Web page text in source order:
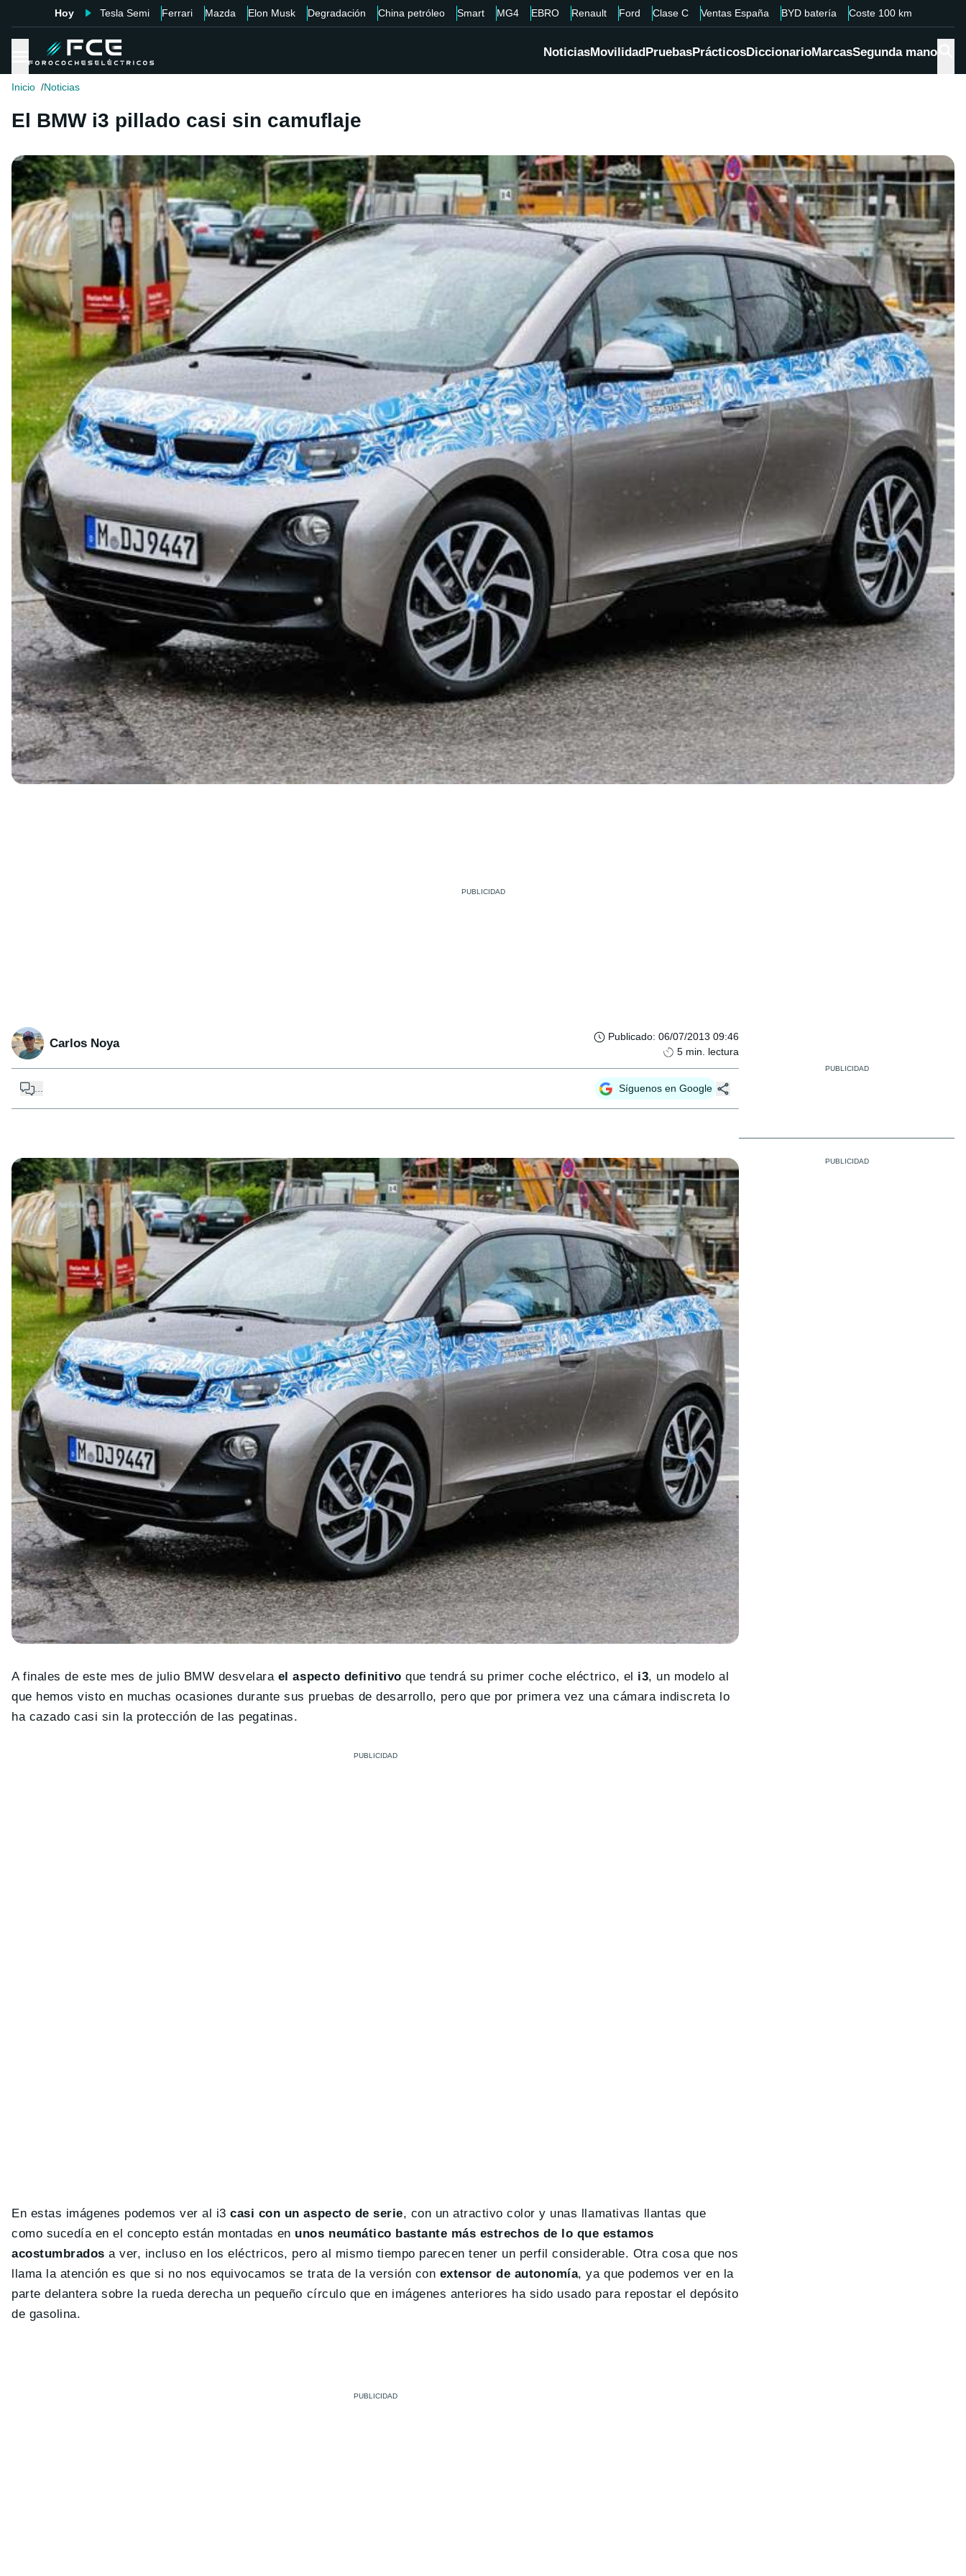
Hoy Tesla Semi Ferrari Mazda Elon Musk Degradación China petróleo Smart MG4 EBRO Renault Ford Clase C Ventas España BYD batería Coste 100 km
NoticiasMovilidadPruebasPrácticosDiccionarioMarcasSegunda mano
Inicio Noticias
El BMW i3 pillado casi sin camuflaje
Carlos Noya Publicado: 06/07/2013 09:46
5 min. lectura
... Síguenos en Google
A finales de este mes de julio BMW desvelara el aspecto definitivo que tendrá su primer coche eléctrico, el i3, un modelo al
que hemos visto en muchas ocasiones durante sus pruebas de desarrollo, pero que por primera vez una cámara indiscreta lo
ha cazado casi sin la protección de las pegatinas.
En estas imágenes podemos ver al i3 casi con un aspecto de serie, con un atractivo color y unas llamativas llantas que
como sucedía en el concepto están montadas en unos neumático bastante más estrechos de lo que estamos
acostumbrados a ver, incluso en los eléctricos, pero al mismo tiempo parecen tener un perfil considerable. Otra cosa que nos
llama la atención es que si no nos equivocamos se trata de la versión con extensor de autonomía, ya que podemos ver en la
parte delantera sobre la rueda derecha un pequeño círculo que en imágenes anteriores ha sido usado para repostar el depósito
de gasolina.